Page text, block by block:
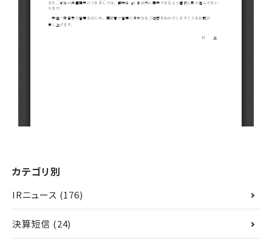
カテゴリ別
IRニュース (176)
決算短信 (24)